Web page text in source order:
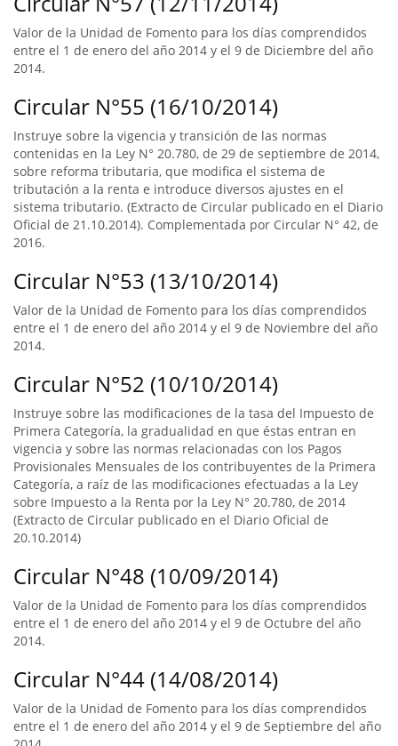
Valor de la Unidad de Fomento para los días comprendidos
entre el 1 de enero del año 2014 y el 9 de Diciembre del año
2014.
Circular N°55 (16/10/2014)
Instruye sobre la vigencia y transición de las normas
contenidas en la Ley N° 20.780, de 29 de septiembre de 2014,
sobre reforma tributaria, que modifica el sistema de
tributación a la renta e introduce diversos ajustes en el
sistema tributario. (Extracto de Circular publicado en el Diario
Oficial de 21.10.2014). Complementada por Circular N° 42, de
2016.
Circular N°53 (13/10/2014)
Valor de la Unidad de Fomento para los días comprendidos
entre el 1 de enero del año 2014 y el 9 de Noviembre del año
2014.
Circular N°52 (10/10/2014)
Instruye sobre las modificaciones de la tasa del Impuesto de
Primera Categoría, la gradualidad en que éstas entran en
vigencia y sobre las normas relacionadas con los Pagos
Provisionales Mensuales de los contribuyentes de la Primera
Categoría, a raíz de las modificaciones efectuadas a la Ley
sobre Impuesto a la Renta por la Ley N° 20.780, de 2014
(Extracto de Circular publicado en el Diario Oficial de
20.10.2014)
Circular N°48 (10/09/2014)
Valor de la Unidad de Fomento para los días comprendidos
entre el 1 de enero del año 2014 y el 9 de Octubre del año
2014.
Circular N°44 (14/08/2014)
Valor de la Unidad de Fomento para los días comprendidos
entre el 1 de enero del año 2014 y el 9 de Septiembre del año